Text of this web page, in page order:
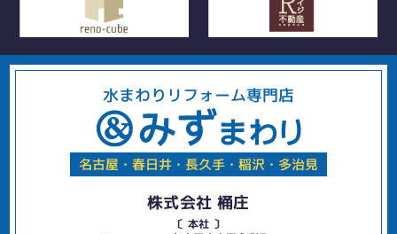
水まわりリフォーム専門店
名古屋・春日井・長久手・稲沢・多治見
株式会社 桶庄
〔 本社 〕